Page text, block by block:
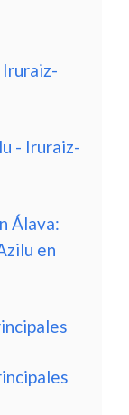
- Iruraiz-
Álava:
en